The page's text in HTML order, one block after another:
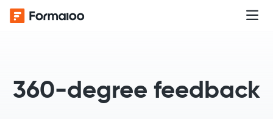
360-degree feedback